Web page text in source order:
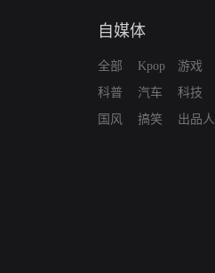
自媒体
全部
科普
国风
Kpop
汽车
搞笑
游戏
科技
出品人